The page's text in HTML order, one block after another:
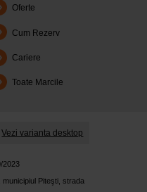
Oferte
Cum Rezerv
Cariere
Toate Marcile
Vezi varianta desktop
2023
Piteşti, strada